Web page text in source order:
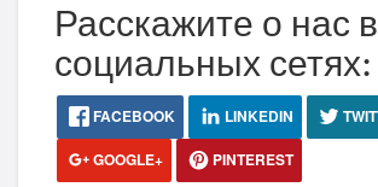
Расскажите о нас в
социальных сетях:
FACEBOOK LINKEDIN
GOOGLE+
PINTEREST